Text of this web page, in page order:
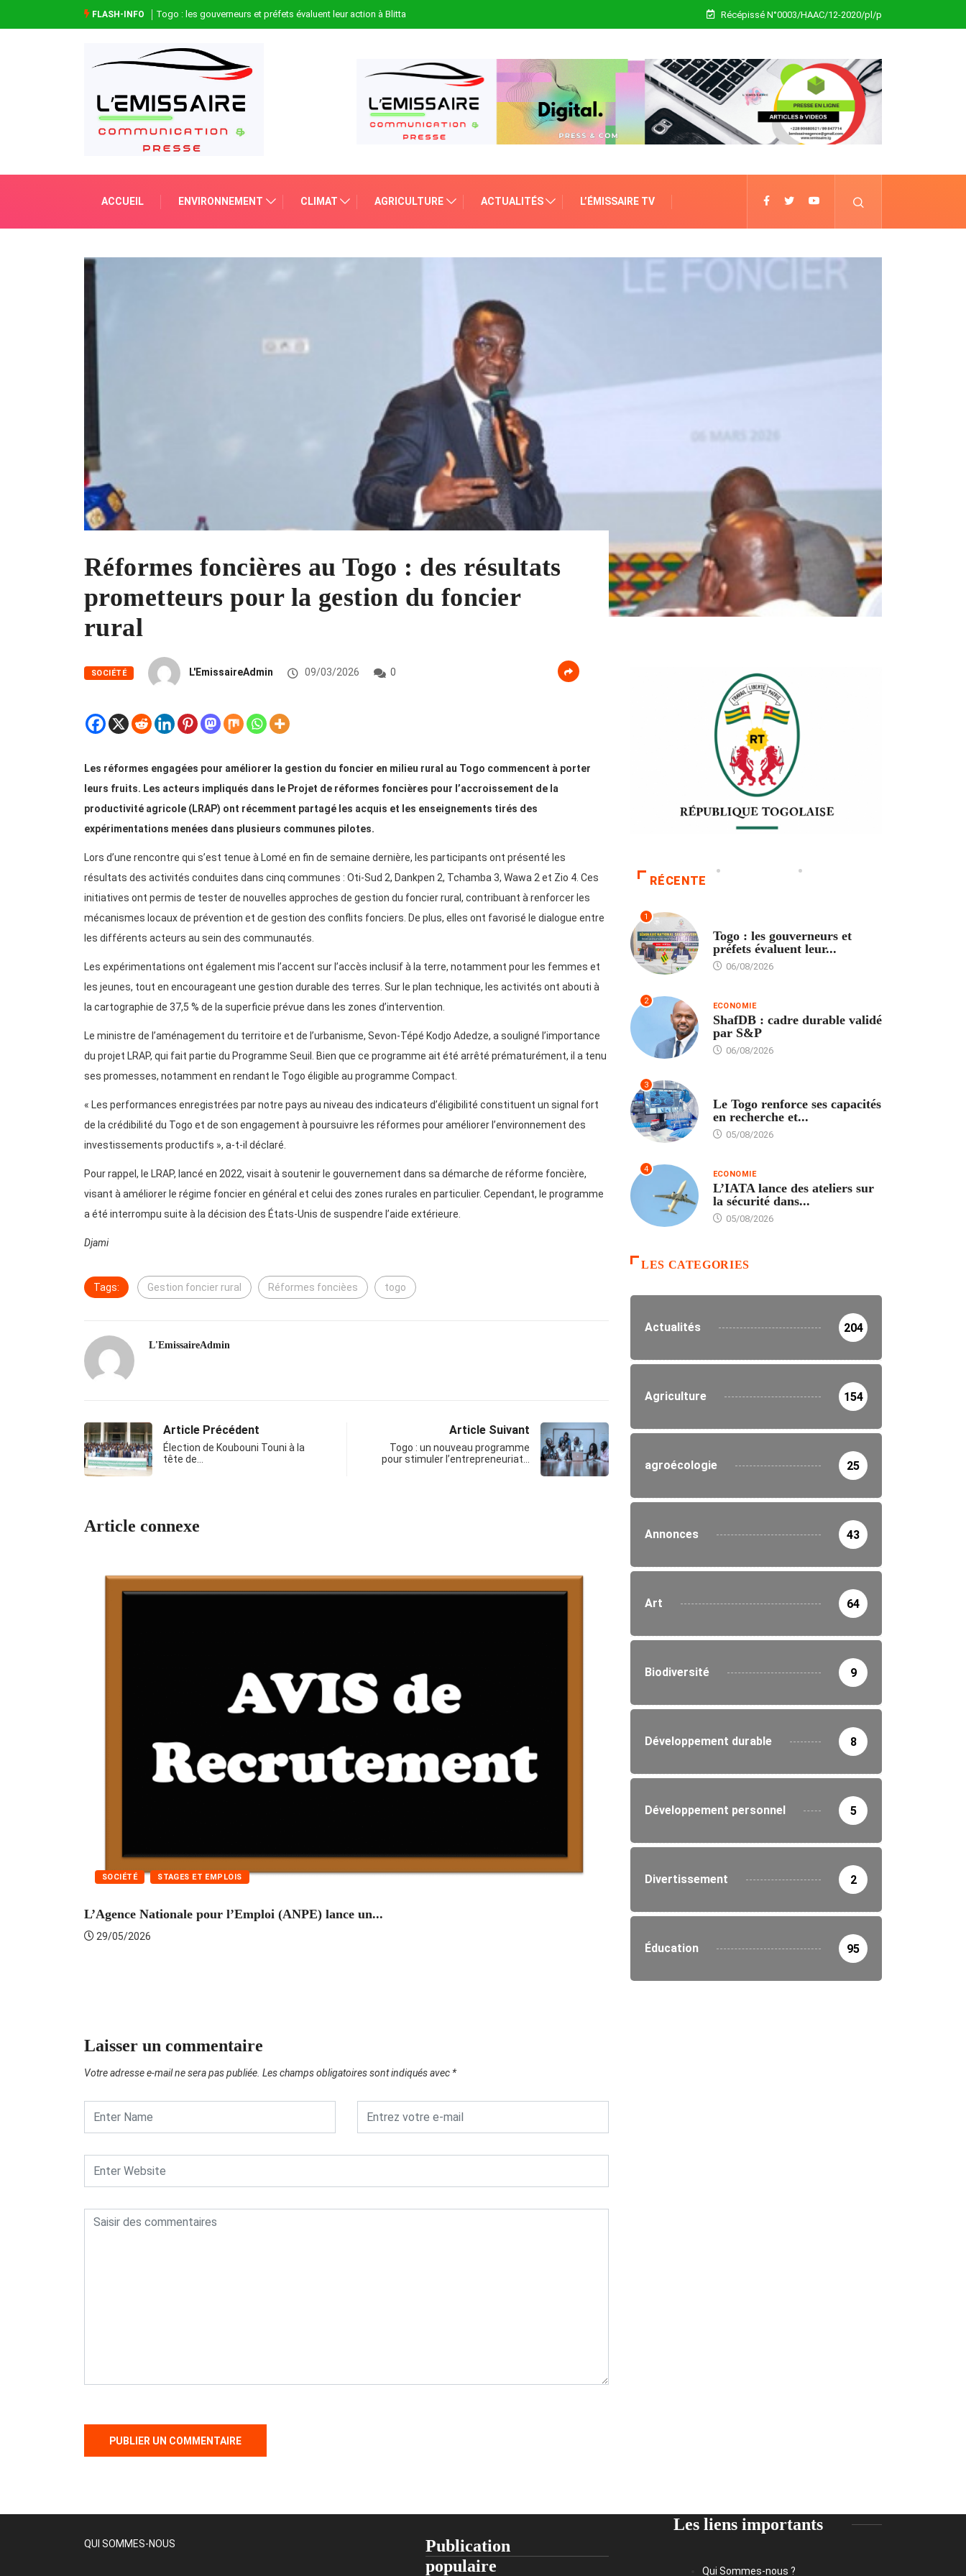
FLASH-INFO Togo : les gouverneurs et préfets évaluent leur action à Blitta Récépissé N°0003/HAAC/12-2020/pl/p
ACCUEIL ENVIRONNEMENT CLIMAT AGRICULTURE ACTUALITÉS L’ÉMISSAIRE TV
Réformes foncières au Togo : des résultats
prometteurs pour la gestion du foncier
rural
SOCIÉTÉ L'EmissaireAdmin 09/03/2026 0
Les réformes engagées pour améliorer la gestion du foncier en milieu rural au Togo commencent à porter
leurs fruits. Les acteurs impliqués dans le Projet de réformes foncières pour l’accroissement de la
productivité agricole (LRAP) ont récemment partagé les acquis et les enseignements tirés des
expérimentations menées dans plusieurs communes pilotes.
Lors d’une rencontre qui s’est tenue à Lomé en fin de semaine dernière, les participants ont présenté les
résultats des activités conduites dans cinq communes : Oti-Sud 2, Dankpen 2, Tchamba 3, Wawa 2 et Zio 4. Ces
initiatives ont permis de tester de nouvelles approches de gestion du foncier rural, contribuant à renforcer les
mécanismes locaux de prévention et de gestion des conflits fonciers. De plus, elles ont favorisé le dialogue entre
les différents acteurs au sein des communautés.
Les expérimentations ont également mis l’accent sur l’accès inclusif à la terre, notamment pour les femmes et
les jeunes, tout en encourageant une gestion durable des terres. Sur le plan technique, les activités ont abouti à
la cartographie de 37,5 % de la superficie prévue dans les zones d’intervention.
Le ministre de l’aménagement du territoire et de l’urbanisme, Sevon-Tépé Kodjo Adedze, a souligné l’importance
du projet LRAP, qui fait partie du Programme Seuil. Bien que ce programme ait été arrêté prématurément, il a tenu
ses promesses, notamment en rendant le Togo éligible au programme Compact.
« Les performances enregistrées par notre pays au niveau des indicateurs d’éligibilité constituent un signal fort
de la crédibilité du Togo et de son engagement à poursuivre les réformes pour améliorer l’environnement des
investissements productifs », a-t-il déclaré.
Pour rappel, le LRAP, lancé en 2022, visait à soutenir le gouvernement dans sa démarche de réforme foncière,
visant à améliorer le régime foncier en général et celui des zones rurales en particulier. Cependant, le programme
a été interrompu suite à la décision des États-Unis de suspendre l’aide extérieure.
Djami
Tags: Gestion foncier rural Réformes foncièes togo
L'EmissaireAdmin
Article Précédent
Élection de Koubouni Touni à la
tête de…
Article Suivant
Togo : un nouveau programme
pour stimuler l’entrepreneuriat…
Article connexe
SOCIÉTÉ STAGES ET EMPLOIS
L’Agence Nationale pour l’Emploi (ANPE) lance un...
29/05/2026
Campagne nationale de reboisement au Togo :...
29/05/2026
Laisser un commentaire
Votre adresse e-mail ne sera pas publiée. Les champs obligatoires sont indiqués avec *
RÉCENTE
1
Togo : les gouverneurs et
préfets évaluent leur...
06/08/2026
2 ECONOMIE
ShafDB : cadre durable validé
par S&P
06/08/2026
3
Le Togo renforce ses capacités
en recherche et...
05/08/2026
4 ECONOMIE
L’IATA lance des ateliers sur
la sécurité dans...
05/08/2026
LES CATEGORIES
Actualités 204
Agriculture 154
agroécologie 25
Annonces 43
Art 64
Biodiversité 9
Développement durable 8
Développement personnel 5
Divertissement 2
Éducation 95
QUI SOMMES-NOUS
Publication
populaire
Les liens importants
Qui Sommes-nous ?